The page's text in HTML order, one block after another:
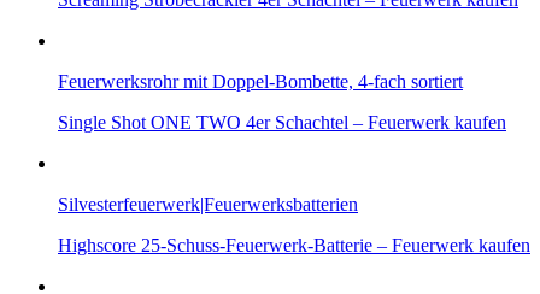
Feuerwerksrohr mit Doppel-Bombette, 4-fach sortiert
Single Shot ONE TWO 4er Schachtel – Feuerwerk kaufen
Silvesterfeuerwerk|Feuerwerksbatterien
Highscore 25-Schuss-Feuerwerk-Batterie – Feuerwerk kaufen